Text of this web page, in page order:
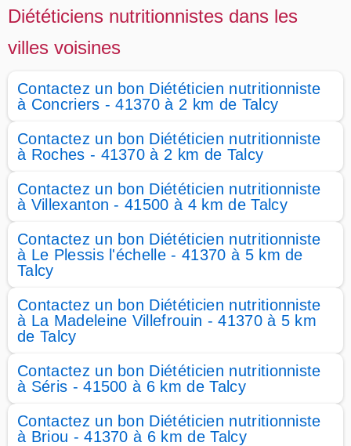
Diététiciens nutritionnistes dans les
villes voisines
Contactez un bon Diététicien nutritionniste
à Concriers - 41370 à 2 km de Talcy
Contactez un bon Diététicien nutritionniste
à Roches - 41370 à 2 km de Talcy
Contactez un bon Diététicien nutritionniste
à Villexanton - 41500 à 4 km de Talcy
Contactez un bon Diététicien nutritionniste
à Le Plessis l'échelle - 41370 à 5 km de
Talcy
Contactez un bon Diététicien nutritionniste
à La Madeleine Villefrouin - 41370 à 5 km
de Talcy
Contactez un bon Diététicien nutritionniste
à Séris - 41500 à 6 km de Talcy
Contactez un bon Diététicien nutritionniste
à Briou - 41370 à 6 km de Talcy